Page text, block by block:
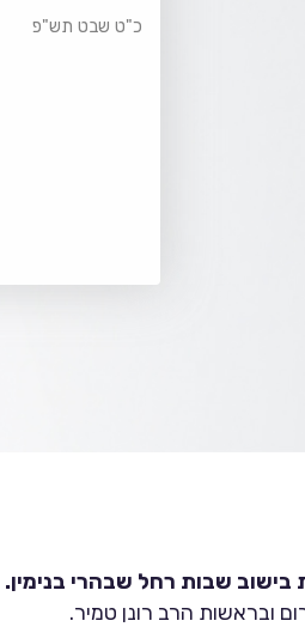
כ"ט שבט תש"פ
בישוב שבות רחל שבהרי בנימין.
ובראשות הרב רונן טמיר.